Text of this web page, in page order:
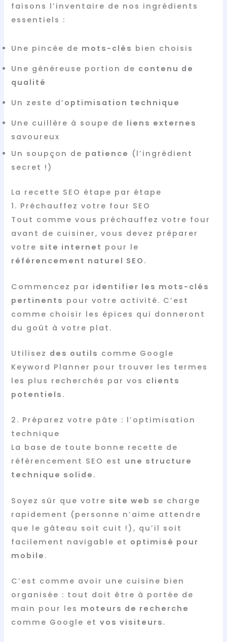
faisons l’inventaire de nos ingrédients
essentiels :
Une pincée de mots-clés bien choisis
Une généreuse portion de contenu de
qualité
Un zeste d’ optimisation technique
Une cuillère à soupe de liens externes
savoureux
Un soupçon de patience (l’ingrédient
secret !)
La recette SEO étape par étape
1. Préchauffez votre four SEO
Tout comme vous préchauffez votre four
avant de cuisiner, vous devez préparer
votre site internet pour le
référencement naturel SEO .
Commencez par identifier les mots-clés
pertinents pour votre activité. C’est
comme choisir les épices qui donneront
du goût à votre plat.
Utilisez des outils comme Google
Keyword Planner pour trouver les termes
les plus recherchés par vos clients
potentiels .
2. Préparez votre pâte : l’optimisation
technique
La base de toute bonne recette de
référencement SEO est une structure
technique solide .
Soyez sûr que votre site web se charge
rapidement (personne n’aime attendre
que le gâteau soit cuit !), qu’il soit
facilement navigable et optimisé pour
mobile .
C’est comme avoir une cuisine bien
organisée : tout doit être à portée de
main pour les moteurs de recherche
comme Google etvos visiteurs .